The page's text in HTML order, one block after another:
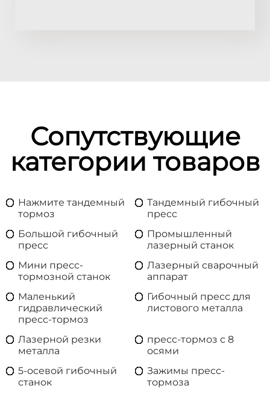
Сопутствующие
категории товаров
Нажмите тандемный
тормоз
Тандемный гибочный
пресс
Большой гибочный
пресс
Промышленный
лазерный станок
Мини пресс-
тормозной станок
Лазерный сварочный
аппарат
Маленький
гидравлический
пресс-тормоз
Гибочный пресс для
листового металла
Лазерной резки
металла
пресс-тормоз с 8
осями
5-осевой гибочный
станок
Зажимы пресс-
тормоза